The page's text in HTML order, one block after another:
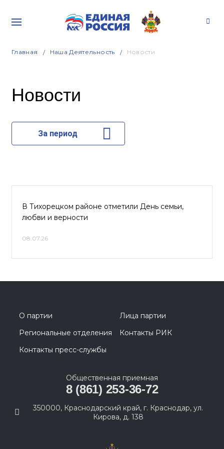
Главная Наша Деятельность Новости
Новости
За период
В Тихорецком районе отметили День семьи,
любви и верности
08.07.26
О партии
Лица партии
Региональные отделения
Контакты РИК
Контакты пресс-службы
Общественная приемная
8 (861) 253-36-72
350000, Краснодарский край, г. Краснодар, ул.
Кирова, д. 138